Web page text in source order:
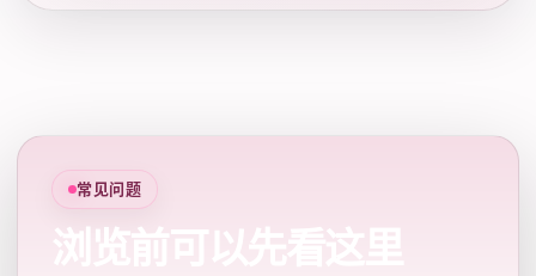
常见问题
浏览前可以先看这里